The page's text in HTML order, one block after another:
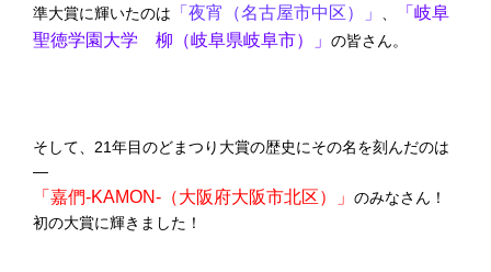
準大賞に輝いたのは 「夜宵（名古屋市中区）」 、
「岐阜
聖徳学園大学 柳（岐阜県岐阜市）」 の皆さん。
そして、21年目のどまつり大賞の歴史にその名を刻んだのは
―
「嘉們-KAMON-（大阪府大阪市北区）」 のみなさん！
初の大賞に輝きました！